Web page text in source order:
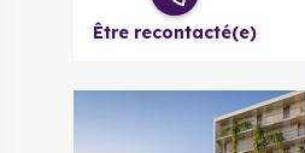
Être recontacté(e)